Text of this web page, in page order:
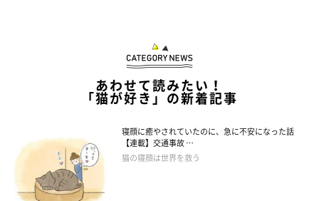
あわせて読みたい！
「猫が好き」の新着記事
寝顔に癒やされていたのに、急に不安になった話
【連載】交通事故 …
猫の寝顔は世界を救う